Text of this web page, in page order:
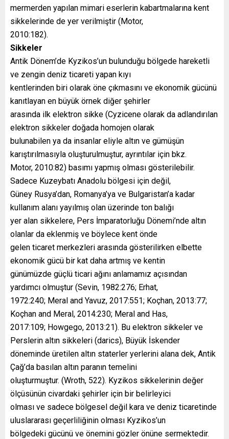
mermerden yapılan mimari eserlerin kabartmalarına kent
sikkelerinde de yer verilmiştir (Motor,
2010:182).
Sikkeler
Antik Dönem’de Kyzikos’un bulunduğu bölgede hareketli
ve zengin deniz ticareti yapan kıyı
kentlerinden biri olarak öne çıkmasını ve ekonomik gücünü
kanıtlayan en büyük örnek diğer şehirler
arasında ilk elektron sikke (Cyzicene olarak da adlandırılan
elektron sikkeler doğada homojen olarak
bulunabilen ya da insanlar eliyle altın ve gümüşün
karıştırılmasıyla oluşturulmuştur, ayrıntılar için bkz.
Motor, 2010:82) basımı yapmış olması gösterilebilir.
Sadece Kuzeybatı Anadolu bölgesi için değil,
Güney Rusya’dan, Romanya’ya ve Bulgaristan’a kadar
kullanım alanı yayılmış olan üzerinde ton balığı
yer alan sikkelere, Pers İmparatorluğu Dönemi’nde altın
olanlar da eklenmiş ve böylece kent önde
gelen ticaret merkezleri arasında gösterilirken elbette
ekonomik gücü bir kat daha artmış ve kentin
günümüzde güçlü ticari ağını anlamamız açısından
yardımcı olmuştur (Sevin, 1982:276; Erhat,
1972:240; Meral and Yavuz, 2017:551; Koçhan, 2013:77;
Koçhan and Meral, 2014:230; Meral and Has,
2017:109; Howgego, 2013:21). Bu elektron sikkeler ve
Perslerin altın sikkeleri (darics), Büyük İskender
döneminde üretilen altın staterler yerlerini alana dek, Antik
Çağ’da basılan altın paranın temelini
oluşturmuştur. (Wroth, 522). Kyzikos sikkelerinin değer
ölçüsünün civardaki şehirler için bir belirleyici
olması ve sadece bölgesel değil kara ve deniz ticaretinde
uluslararası geçerliliğinin olması Kyzikos’un
bölgedeki gücünü ve önemini gözler önüne sermektedir.